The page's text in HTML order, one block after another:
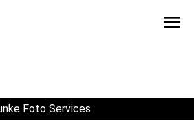
menu
Foto Services